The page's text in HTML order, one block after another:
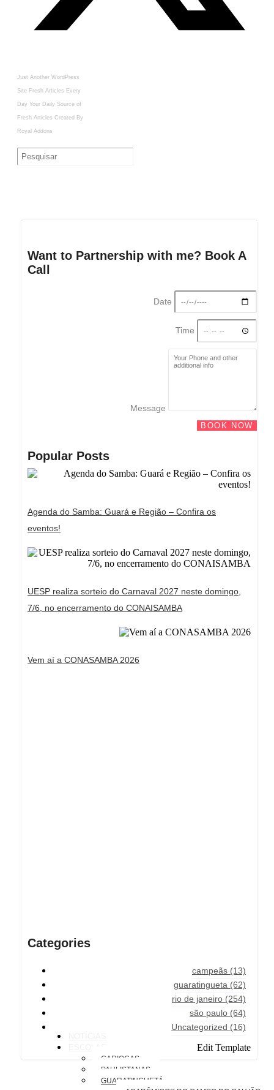
Just Another WordPress
Site Fresh Articles Every
Day Your Daily Source of
Fresh Articles Created By
Royal Addons
Want to Partnership with me? Book A
Call
Date
Time
Message
BOOK NOW
Popular Posts
Agenda do Samba: Guará e Região – Confira os
eventos!
UESP realiza sorteio do Carnaval 2027 neste domingo,
7/6, no encerramento do CONAISAMBA
Vem aí a CONASAMBA 2026
Categories
campeãs (13)
guaratingueta (62)
rio de janeiro (254)
são paulo (64)
Uncategorized (16)
Edit Template
CARIOCAS
PAULISTANAS
GUARATINGUETÁ